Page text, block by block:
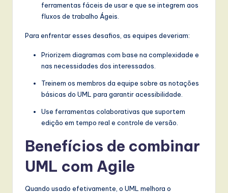
ferramentas fáceis de usar e que se integrem aos
fluxos de trabalho Ágeis.
Para enfrentar esses desafios, as equipes deveriam:
Priorizem diagramas com base na complexidade e
nas necessidades dos interessados.
Treinem os membros da equipe sobre as notações
básicas do UML para garantir acessibilidade.
Use ferramentas colaborativas que suportem
edição em tempo real e controle de versão.
Benefícios de combinar
UML com Agile
Quando usado efetivamente, o UML melhora o